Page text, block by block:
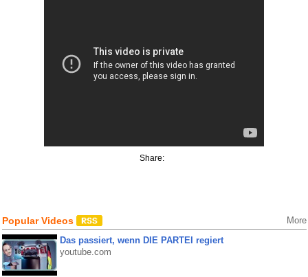
Share:
Popular Videos More
Das passiert, wenn DIE PARTEI regiert
youtube.com